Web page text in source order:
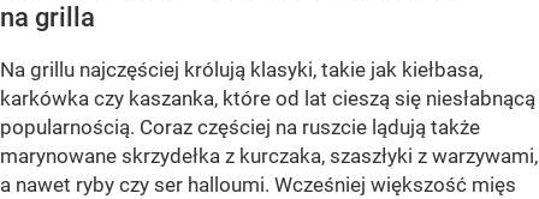
na grilla
Na grillu najczęściej królują klasyki, takie jak kiełbasa,
karkówka czy kaszanka, które od lat cieszą się niesłabnącą
popularnością. Coraz częściej na ruszcie lądują także
marynowane skrzydełka z kurczaka, szaszłyki z warzywami,
a nawet ryby czy ser halloumi. Wcześniej większość mięs